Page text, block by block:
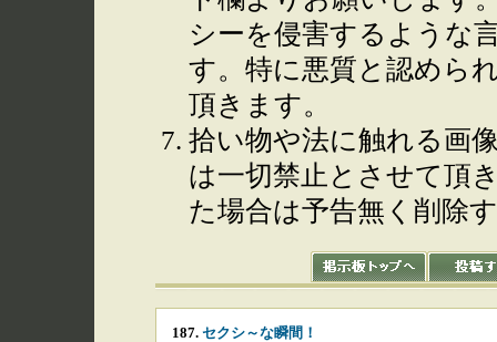
シーを侵害するような
す。特に悪質と認めら
頂きます。
拾い物や法に触れる画
は一切禁止とさせて頂
た場合は予告無く削除
187. セクシ～な瞬間！